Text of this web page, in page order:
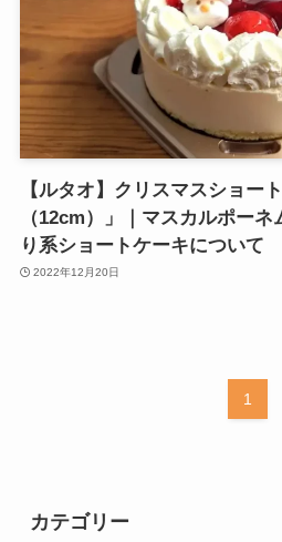
【ルタオ】クリスマスショー
（12cm）」｜マスカルポー
り系ショートケーキについて
2022年12月20日
1
カテゴリー